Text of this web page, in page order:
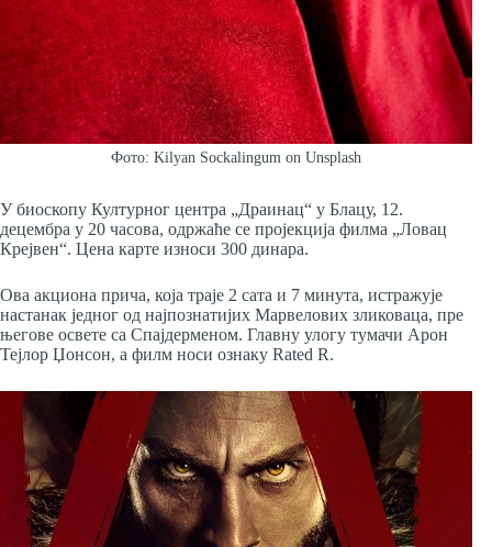
Фото: Kilyan Sockalingum on Unsplash
У биоскопу Културног центра „Драинац“ у Блацу, 12.
децембра у 20 часова, одржаће се пројекција филма „Ловац
Крејвен“. Цена карте износи 300 динара.
Ова акциона прича, која траје 2 сата и 7 минута, истражује
настанак једног од најпознатијих Марвелових зликоваца, пре
његове освете са Спајдерменом. Главну улогу тумачи Арон
Тејлор Џонсон, а филм носи ознаку Rated R.